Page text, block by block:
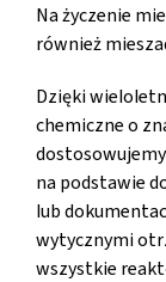
Na życzenie
również
Dzięki
chemiczne o
na podstawie
lub
wytycznymi
wszystkie